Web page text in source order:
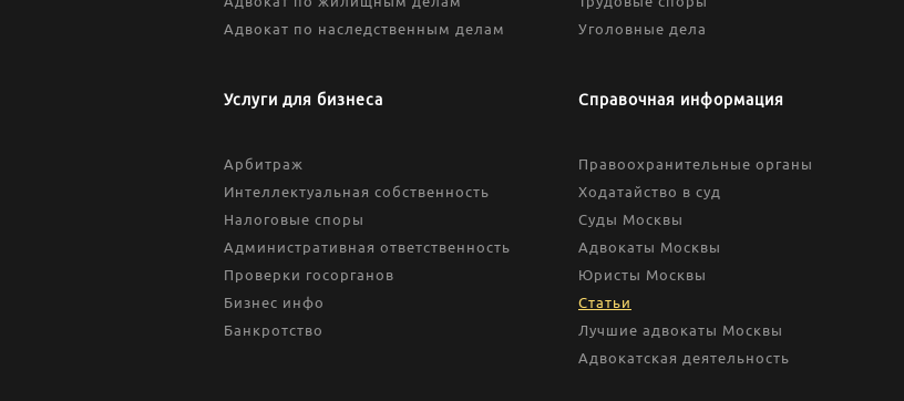
Адвокат по наследственным делам
Уголовные дела
Услуги для бизнеса
Арбитраж
Интеллектуальная собственность
Налоговые споры
Административная ответственность
Проверки госорганов
Бизнес инфо
Банкротство
Справочная информация
Правоохранительные органы
Ходатайство в суд
Суды Москвы
Адвокаты Москвы
Юристы Москвы
Статьи
Лучшие адвокаты Москвы
Адвокатская деятельность